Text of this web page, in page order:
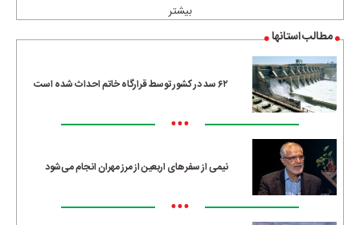
بیشتر
مطالب استانها
۶۲ سد در کشور توسط قرارگاه خاتم احداث شده است
•••
نیمی از سفرهای اربعین از مرز مهران انجام می‌شود
•••